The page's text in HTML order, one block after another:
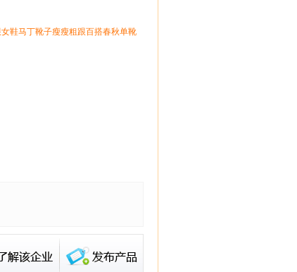
鞋马丁靴子瘦瘦粗跟百搭春秋单靴